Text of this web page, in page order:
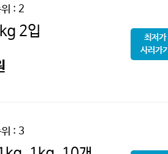
: 2
2입
최저가
사러가기
: 3